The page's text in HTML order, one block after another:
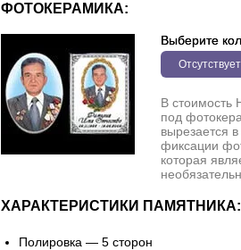
ФОТОКЕРАМИКА:
Выберите
Отсутствует
В стоимость
под
вырезается
фиксации
которая
ХАРАКТЕРИСТИКИ ПАМЯТНИКА:
Полировка — 5 сторон